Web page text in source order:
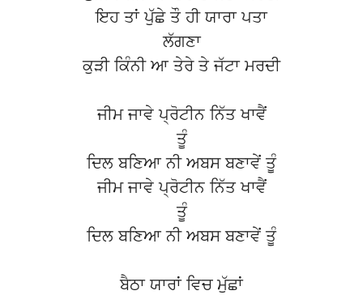
ਇਹ ਤਾਂ ਪੁੱਛੇ ਤੌ ਹੀ ਯਾਰਾ ਪਤਾ
ਲੱਗਣਾ
ਕੁੜੀ ਕਿੰਨੀ ਆ ਤੇਰੇ ਤੇ ਜੱਟਾ ਮਰਦੀ
ਜੀਮ ਜਾਵੇ ਪ੍ਰੋਟੀਨ ਨਿੱਤ ਖਾਵੈਂ
ਤੂੰ
ਦਿਲ ਬਣਿਆ ਨੀ ਅਬਸ ਬਣਾਵੇਂ ਤੂੰ
ਜੀਮ ਜਾਵੇ ਪ੍ਰੋਟੀਨ ਨਿੱਤ ਖਾਵੈਂ
ਤੂੰ
ਦਿਲ ਬਣਿਆ ਨੀ ਅਬਸ ਬਣਾਵੇਂ ਤੂੰ
ਬੈਠਾ ਯਾਰਾਂ ਵਿਚ ਮੁੱਛਾਂ